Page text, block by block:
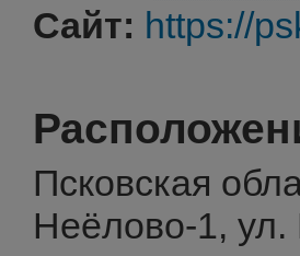
Сайт: https://
Псковская
Неёлово-1,